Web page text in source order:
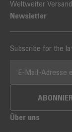
Weltweiter Versand
Newsletter
Subscribe for the
Über uns